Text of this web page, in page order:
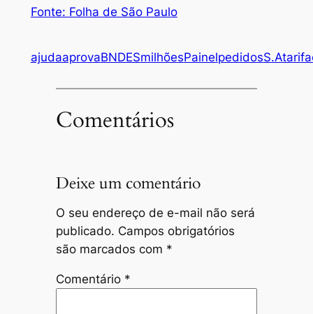
Fonte: Folha de São Paulo
ajudaaprovaBNDESmilhõesPainelpedidosS.A
Comentários
Deixe um comentário
O seu endereço de e-mail não será
publicado. Campos obrigatórios
são marcados com *
Comentário *